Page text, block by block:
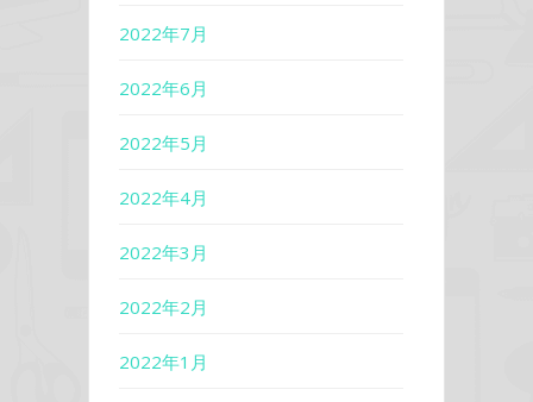
2022年7月
2022年6月
2022年5月
2022年4月
2022年3月
2022年2月
2022年1月